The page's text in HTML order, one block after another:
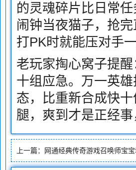
的灵魂碎片比日常
闹钟当夜猫子，抢
打PK时就能压对手一
老玩家掏心窝子提
十组应急。万一英
态，比重新合成快
腿，爽到才是正经
上一篇： 网通经典传奇游戏召唤师宝